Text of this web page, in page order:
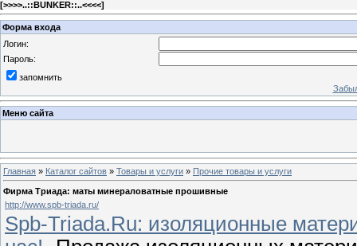
[>>>>..::BUNKER::..<<<<]
Форма входа
Логин:
Пароль:
запомнить
Меню сайта
Главная » Каталог сайтов » Товары и услуги » Прочие товары и услуги
Фирма Триада: маты минераловатные прошивные
http://www.spb-triada.ru/
Spb-Triada.Ru: изоляционные